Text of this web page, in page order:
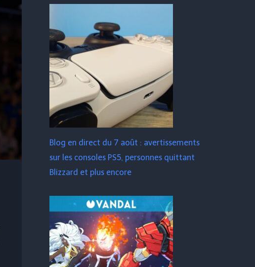
Blog en direct du 7 août : avertissements
sur les consoles PS5, personnes quittant
Blizzard et plus encore